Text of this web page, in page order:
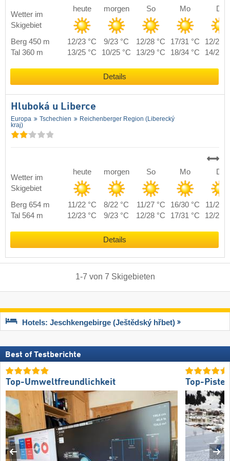
Wetter im
Skigebiet
heute morgen So Mo Di
Berg 450 m 12/23 °C 9/23 °C 12/28 °C 17/31 °C
12/23
Tal 360 m
13/25 °C 10/25 °C 13/29 °C 18/34 °C 14/25
Details
Hluboká u Liberce
Europa Tschechien
Reichenberger Region (Liberecký
kraj)
Wetter im
Skigebiet
heute morgen So Mo Di
Berg 654 m 11/22 °C 8/22 °C 11/27 °C 16/30 °C
11/22
Tal 564 m
12/23 °C 9/23 °C 12/28 °C 17/31 °C 12/23
Details
1-7 von 7 Skigebieten
Hotels: Jeschkengebirge (Ještědský hřbet)
Best of Testberichte
Top-Umweltfreundlichkeit Top-